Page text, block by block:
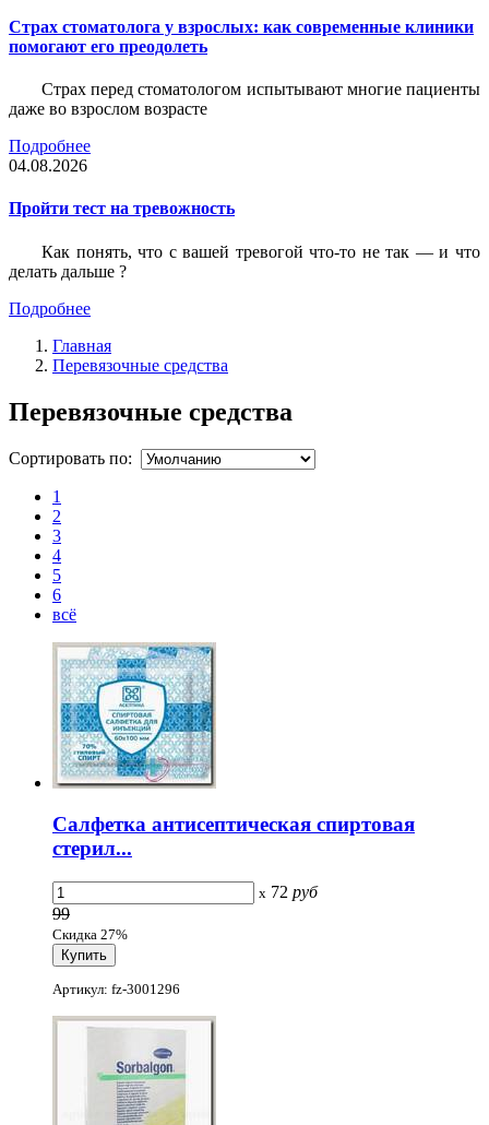
Страх стоматолога у взрослых: как современные клиники
помогают его преодолеть
Страх перед стоматологом испытывают многие пациенты
даже во взрослом возрасте
Подробнее
04.08.2026
Пройти тест на тревожность
Как понять, что с вашей тревогой что-то не так — и что
делать дальше ?
Подробнее
Главная
Перевязочные средства
Перевязочные средства
Сортировать по:
1
2
3
4
5
6
всё
Салфетка антисептическая спиртовая
стерил...
x 72 руб
99
Скидка 27%
Артикул: fz-3001296